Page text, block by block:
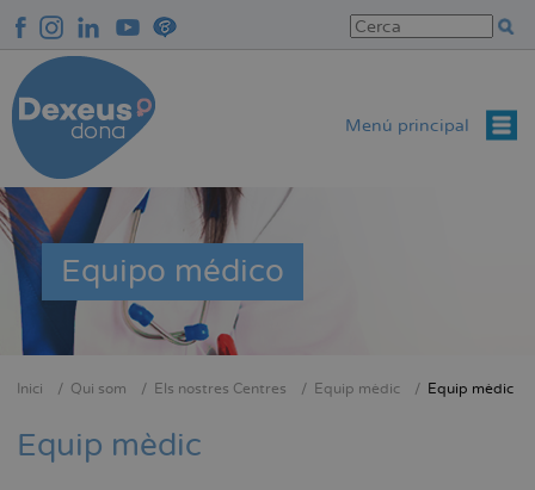
contingut
Menú principal
Equipo médico
d'Ariadna
Inici Qui som Els nostres Centres Equip mèdic Equip mèdic
Equip mèdic